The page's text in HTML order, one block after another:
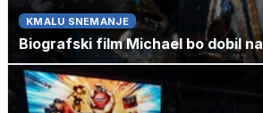
KMALU SNEMANJE
Biografski film Michael bo dobil